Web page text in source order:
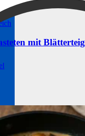
mit Blätterteig